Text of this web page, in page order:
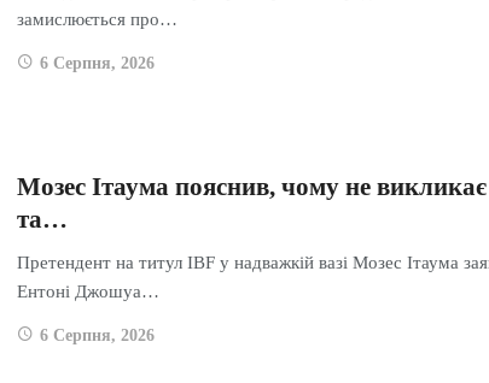
замислюється про…
6 Серпня, 2026
Мозес Ітаума пояснив, чому не
та…
Претендент на титул IBF у надважкій вазі Мозес Ітаума
Ентоні Джошуа…
6 Серпня, 2026